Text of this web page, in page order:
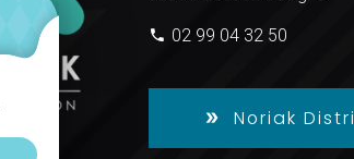
02 99 04 32 50
Noriak Distri